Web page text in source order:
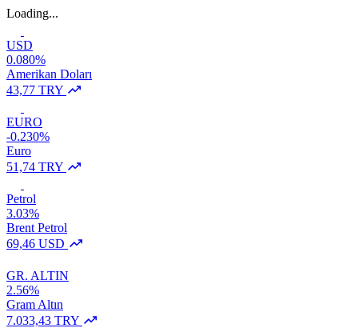
Loading...
USD
0.080%
Amerikan Doları
43,77 TRY
EURO
-0.230%
Euro
51,74 TRY
Petrol
3.03%
Brent Petrol
69,46 USD
GR. ALTIN
2.56%
Gram Altın
7.033,43 TRY